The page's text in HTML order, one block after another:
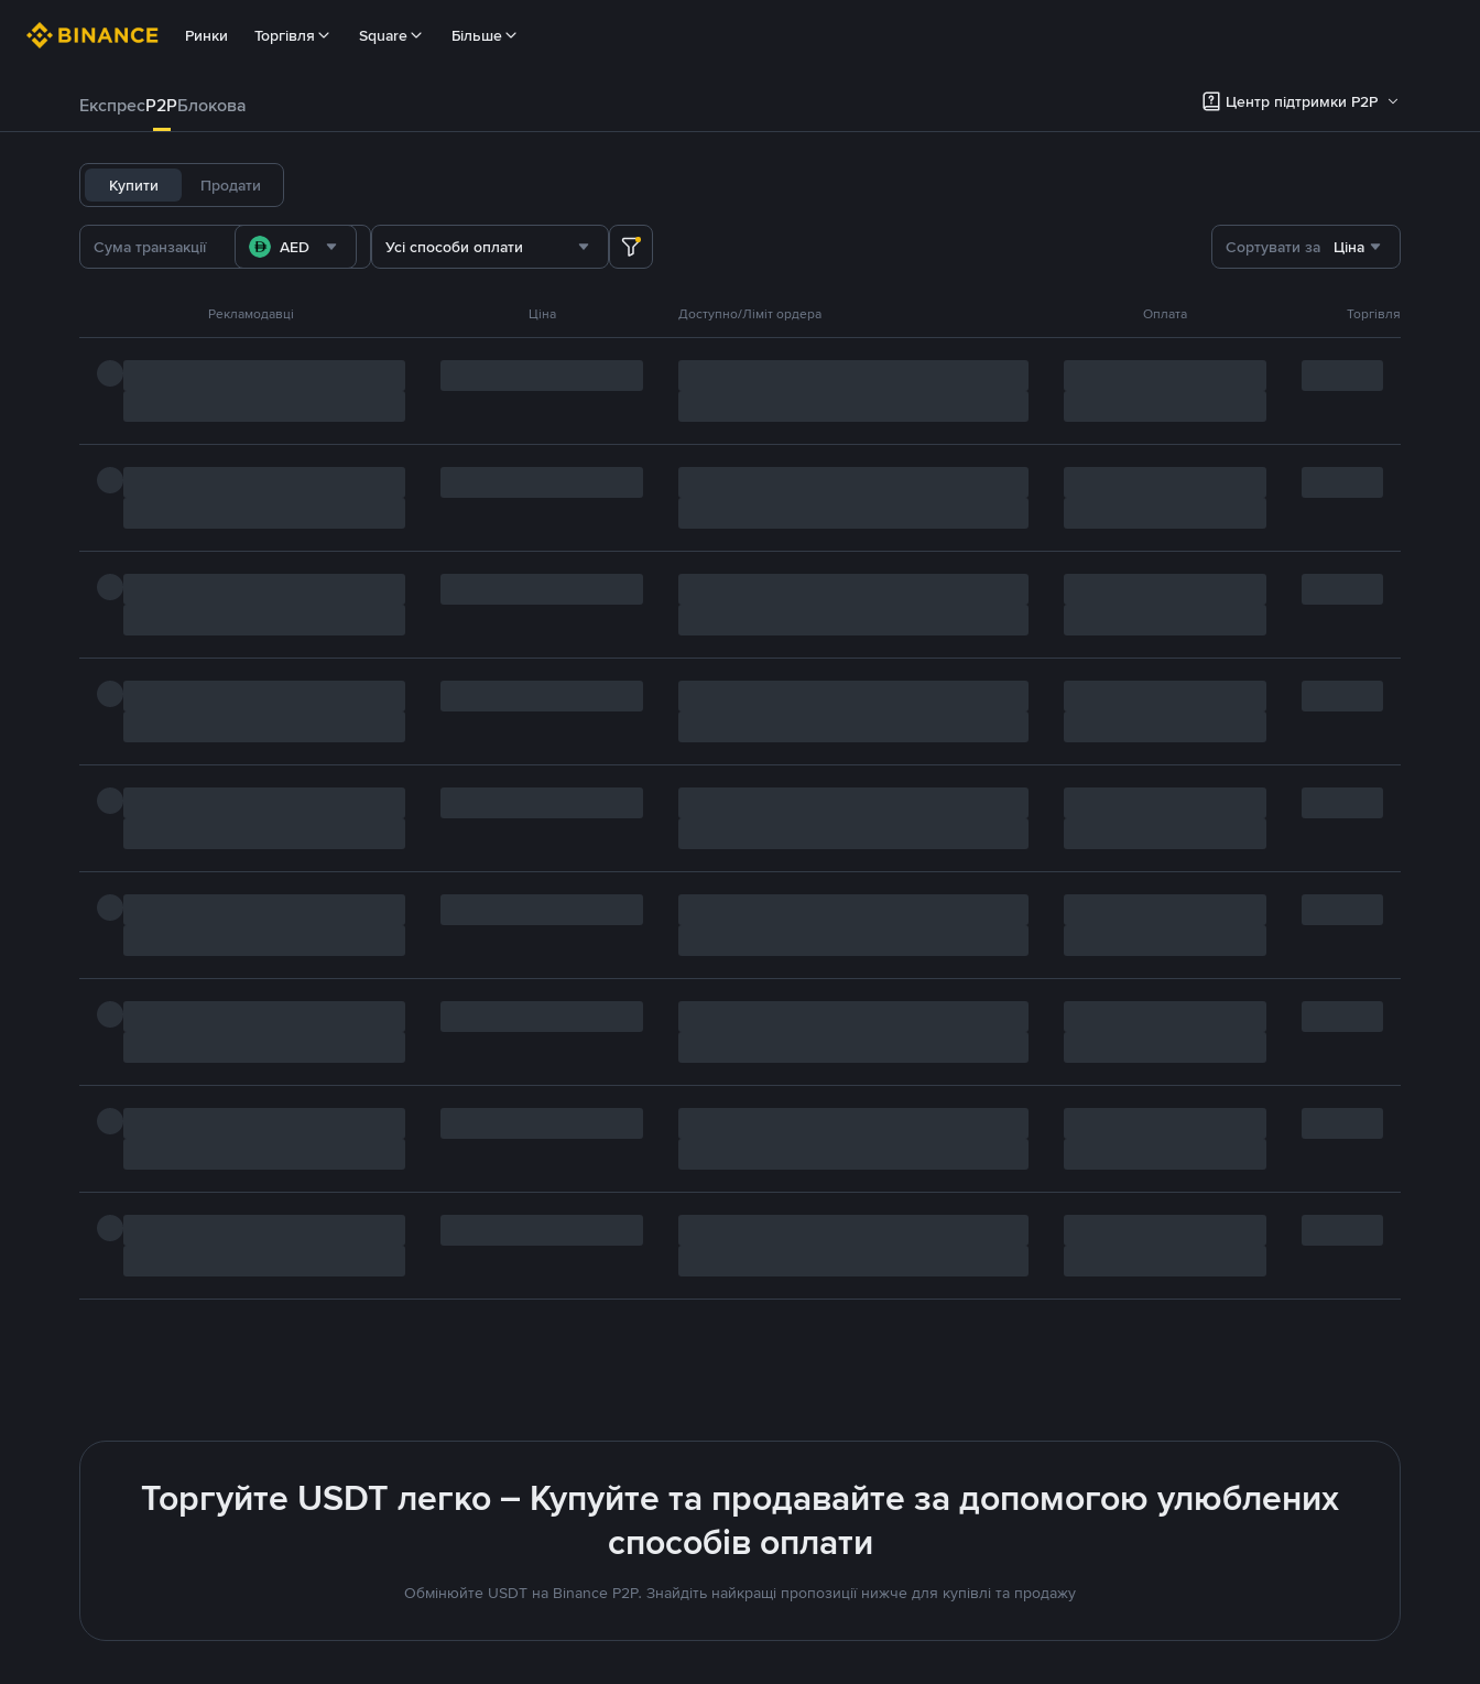
Ринки Торгівля Square Більше
ЕкспресP2PБлокова Центр підтримки P2P
Купити Продати
AED Усі способи оплати Сортувати за Ціна
Рекламодавці Ціна Доступно/Ліміт ордера Оплата Торгівля
Торгуйте USDT легко – Купуйте та продавайте за допомогою улюблених
способів оплати
Обмінюйте USDT на Binance P2P. Знайдіть найкращі пропозиції нижче для купівлі та продажу